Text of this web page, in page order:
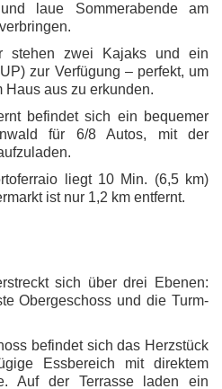
laue Sommerabende am
verbringen.
stehen zwei Kajaks und ein
zur Verfügung – perfekt, um
Haus aus zu erkunden.
befindet sich ein bequemer
für 6/8 Autos, mit der
liegt 10 Min. (6,5 km)
ist nur 1,2 km entfernt.
sich über drei Ebenen:
Obergeschoss und die Turm-
befindet sich das Herzstück
Essbereich mit direktem
. Auf der Terrasse laden ein